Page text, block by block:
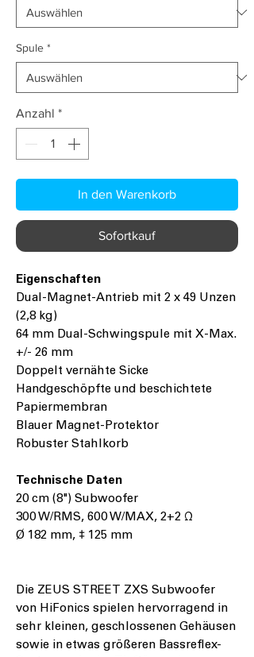
Spule *
Anzahl *
In den Warenkorb
Sofortkauf
Eigenschaften
Dual-Magnet-Antrieb mit 2 x 49 Unzen
(2,8 kg)
64 mm Dual-Schwingspule mit X-Max.
+/- 26 mm
Doppelt vernähte Sicke
Handgeschöpfte und beschichtete
Papiermembran
Blauer Magnet-Protektor
Robuster Stahlkorb
Technische Daten
20 cm (8") Subwoofer
300 W/RMS, 600 W/MAX, 2+2 Ω
Ø 182 mm, ‡ 125 mm
Die ZEUS STREET ZXS Subwoofer
von HiFonics spielen hervorragend in
sehr kleinen, geschlossenen Gehäusen
sowie in etwas größeren Bassreflex-